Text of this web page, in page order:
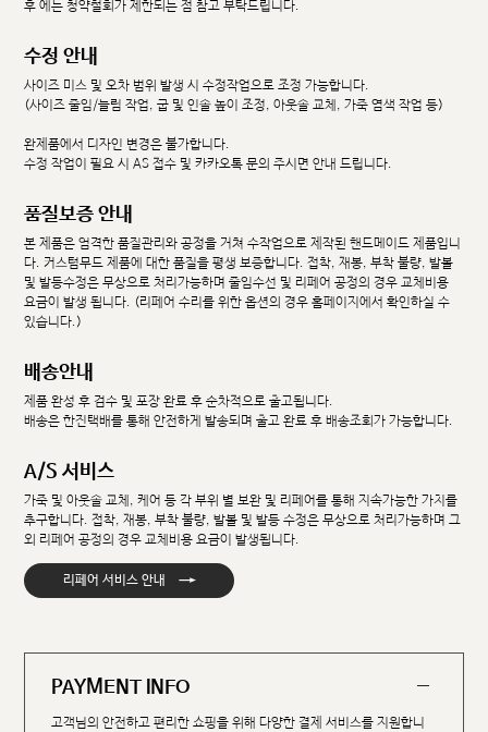
후 에는 청약철회가 제한되는 점 참고 부탁드립니다.
수정 안내
사이즈 미스 및 오차 범위 발생 시 수정작업으로 조정 가능합니다.
(사이즈 줄임/늘림 작업, 굽 및 인솔 높이 조정, 아웃솔 교체, 가죽 염색 작업 등)
완제품에서 디자인 변경은 불가합니다.
수정 작업이 필요 시 AS 접수 및 카카오톡 문의 주시면 안내 드립니다.
품질보증 안내
본 제품은 엄격한 품질관리와 공정을 거쳐 수작업으로 제작된 핸드메이드 제품입니
다. 커스텀무드 제품에 대한 품질을 평생 보증합니다. 접착, 재봉, 부착 불량, 발볼
및 발등수정은 무상으로 처리가능하며 줄임수선 및 리페어 공정의 경우 교체비용
요금이 발생 됩니다. (리페어 수리를 위한 옵션의 경우 홈페이지에서 확인하실 수
있습니다.)
배송안내
제품 완성 후 검수 및 포장 완료 후 순차적으로 출고됩니다.
배송은 한진택배를 통해 안전하게 발송되며 출고 완료 후 배송조회가 가능합니다.
A/S 서비스
가죽 및 아웃솔 교체, 케어 등 각 부위 별 보완 및 리페어를 통해 지속가능한 가치를
추구합니다. 접착, 재봉, 부착 불량, 발볼 및 발등 수정은 무상으로 처리가능하며 그
외 리페어 공정의 경우 교체비용 요금이 발생됩니다.
리페어 서비스 안내 →
PAYMENT INFO
고객님의 안전하고 편리한 쇼핑을 위해 다양한 결제 서비스를 지원합니